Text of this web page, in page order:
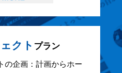
クト プラン
の企画：計画からホー